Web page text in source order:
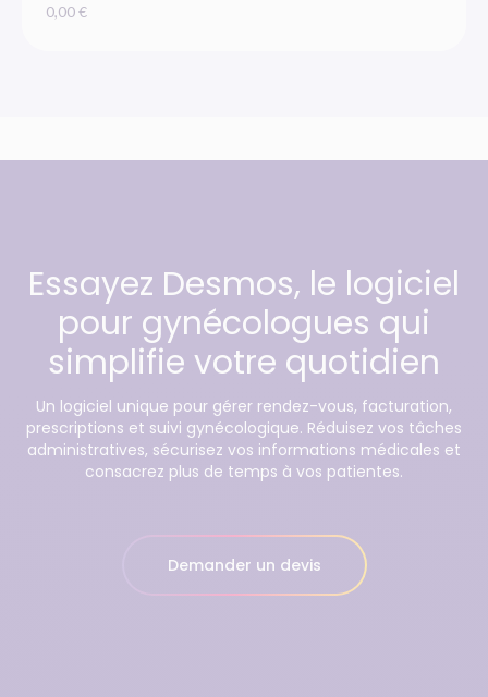
0,00 €
Essayez Desmos, le logiciel
pour gynécologues qui
simplifie votre quotidien
Un logiciel unique pour gérer rendez-vous, facturation,
prescriptions et suivi gynécologique. Réduisez vos tâches
administratives, sécurisez vos informations médicales et
consacrez plus de temps à vos patientes.
Demander un devis